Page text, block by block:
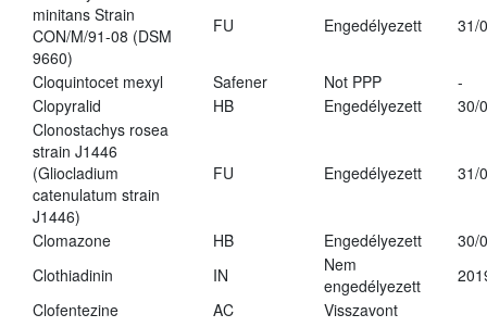
minitans Strain
CON/M/91-08 (DSM
9660)
FU Engedélyezett 31/
Cloquintocet mexyl Safener Not PPP
-
Clopyralid
HB Engedélyezett
30/
Clonostachys rosea
strain J1446
(Gliocladium
catenulatum strain
J1446)
FU Engedélyezett 31/
Clomazone HB Engedélyezett
30/
Clothiadinin
IN
Nem
engedélyezett
Clofentezine
AC
Visszavont